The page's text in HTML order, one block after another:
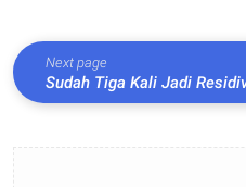
Next page
Sudah Tiga Kali Jadi
Asal Menggala Kota